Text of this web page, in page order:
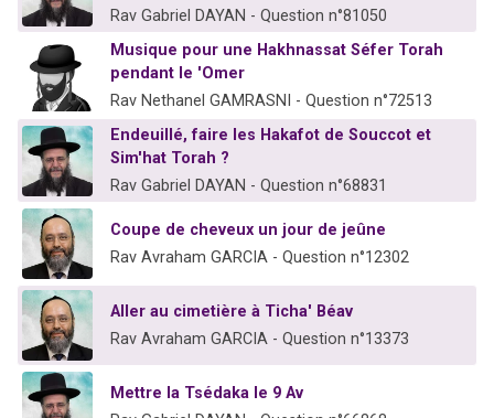
Rav Gabriel DAYAN - Question n°81050
Musique pour une Hakhnassat Séfer Torah
pendant le 'Omer
Rav Nethanel GAMRASNI - Question n°72513
Endeuillé, faire les Hakafot de Souccot et
Sim'hat Torah ?
Rav Gabriel DAYAN - Question n°68831
Coupe de cheveux un jour de jeûne
Rav Avraham GARCIA - Question n°12302
Aller au cimetière à Ticha' Béav
Rav Avraham GARCIA - Question n°13373
Mettre la Tsédaka le 9 Av